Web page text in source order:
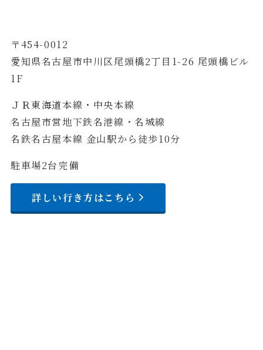
〒454-0012
愛知県名古屋市中川区尾頭橋2丁目1-26 尾頭橋ビル
1F
ＪＲ東海道本線・中央本線
名古屋市営地下鉄名港線・名城線
名鉄名古屋本線 金山駅から徒歩10分
駐車場2台完備
詳しい行き方はこちら